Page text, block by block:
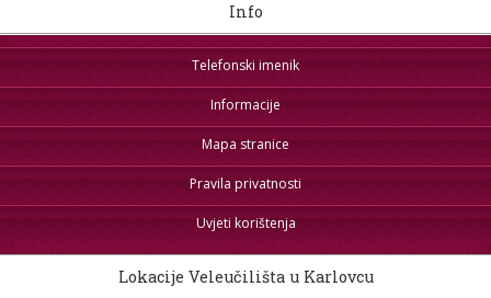
Info
Telefonski imenik
Informacije
Mapa stranice
Pravila privatnosti
Uvjeti korištenja
Lokacije Veleučilišta u Karlovcu